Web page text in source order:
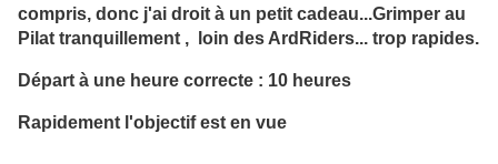
compris, donc j'ai droit à un petit cadeau...Grimper au
Pilat tranquillement , loin des ArdRiders... trop rapides.
Départ à une heure correcte : 10 heures
Rapidement l'objectif est en vue